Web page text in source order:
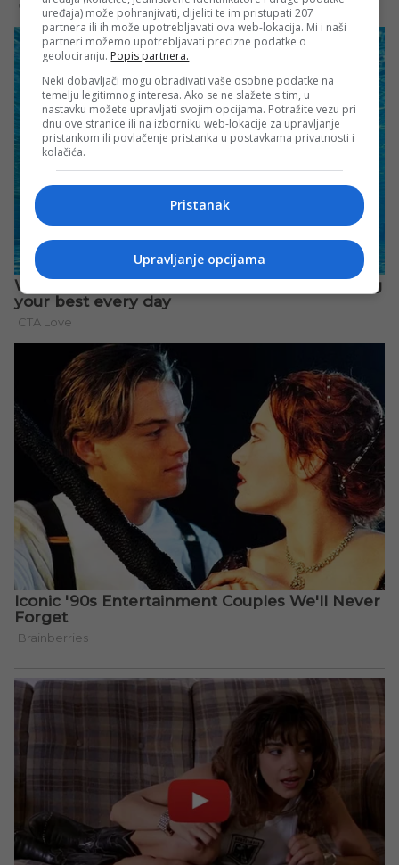
uređaja) može pohranjivati, dijeliti te im pristupati 207
partnera ili ih može upotrebljavati ova web-lokacija. Mi i naši
partneri možemo upotrebljavati precizne podatke o
geolociranju. Popis partnera.
Neki dobavljači mogu obrađivati vaše osobne podatke na
temelju legitimnog interesa. Ako se ne slažete s tim, u
nastavku možete upravljati svojim opcijama. Potražite vezu pri
dnu ove stranice ili na izborniku web-lokacije za upravljanje
pristankom ili povlačenje pristanka u postavkama privatnosti i
kolačića.
Pristanak
Upravljanje opcijama